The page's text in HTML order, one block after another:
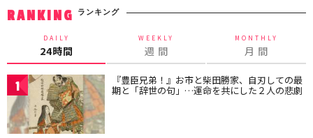
RANKING ランキング
DAILY
24時間
WEEKLY
週 間
MONTHLY
月 間
1 『豊臣兄弟！』お市と柴田勝家、自刃しての最
期と「辞世の句」…運命を共にした２人の悲劇